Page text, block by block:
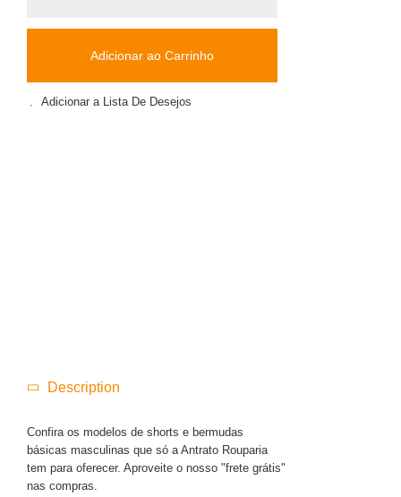
Adicionar ao Carrinho
Adicionar a Lista De Desejos
Description
Confira os modelos de shorts e bermudas
básicas masculinas que só a Antrato Rouparia
tem para oferecer. Aproveite o nosso "frete grátis"
nas compras.